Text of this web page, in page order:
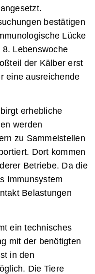
bestätigen
Lücke
Lebenswoche
der Kälber erst
eine ausreichende
erhebliche
werden
zu Sammelstellen
Dort kommen
Betriebe. Da die
Immunsystem
Belastungen
ein technisches
mit der benötigten
in den
Die Tiere